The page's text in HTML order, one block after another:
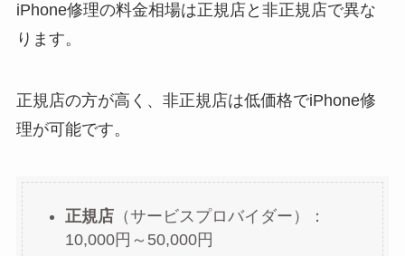
iPhone修理の料金相場は正規店と非正規店で異な
ります。
正規店の方が高く、非正規店は低価格でiPhone修
理が可能です。
正規店（サービスプロバイダー）：
10,000円～50,000円